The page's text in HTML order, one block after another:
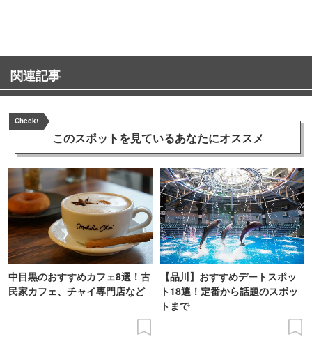
関連記事
Check!
このスポットを見ているあなたにオススメ
中目黒のおすすめカフェ8選！古
民家カフェ、チャイ専門店など
【品川】おすすめデートスポッ
ト18選！定番から話題のスポッ
トまで